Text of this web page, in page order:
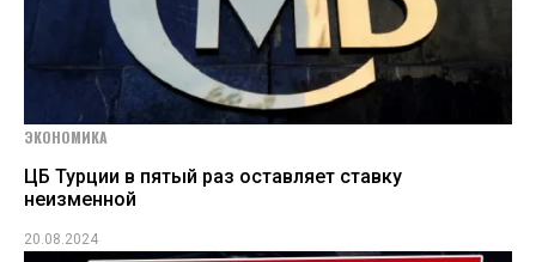
ЭКОНОМИКА
ЦБ Турции в пятый раз оставляет ставку
неизменной
20.08.2024